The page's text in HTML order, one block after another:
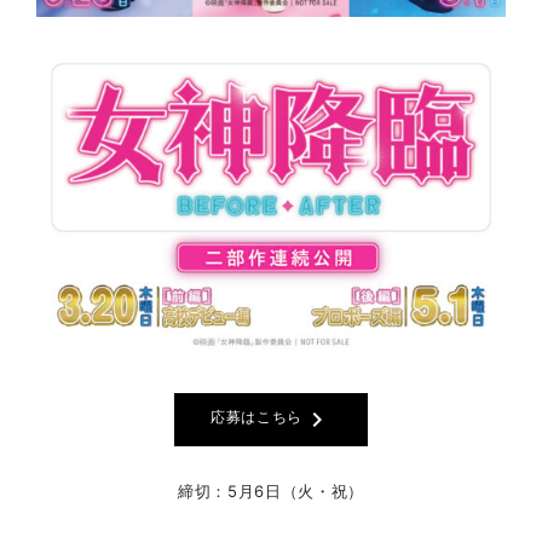
応募はこちら chevron_right
締切：5月6日（火・祝）